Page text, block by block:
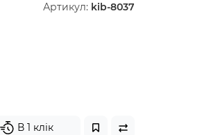
Артикул: kib-8037
В 1 клік